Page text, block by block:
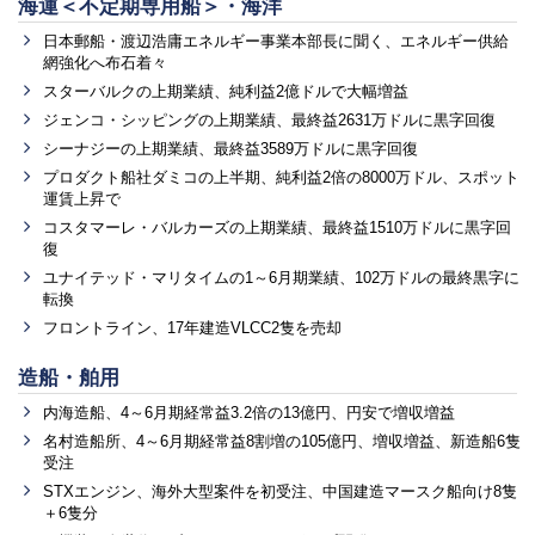
海運＜不定期専用船＞・海洋
日本郵船・渡辺浩庸エネルギー事業本部長に聞く、エネルギー供給
網強化へ布石着々
スターバルクの上期業績、純利益2億ドルで大幅増益
ジェンコ・シッピングの上期業績、最終益2631万ドルに黒字回復
シーナジーの上期業績、最終益3589万ドルに黒字回復
プロダクト船社ダミコの上半期、純利益2倍の8000万ドル、スポット
運賃上昇で
コスタマーレ・バルカーズの上期業績、最終益1510万ドルに黒字回
復
ユナイテッド・マリタイムの1～6月期業績、102万ドルの最終黒字に
転換
フロントライン、17年建造VLCC2隻を売却
造船・舶用
内海造船、4～6月期経常益3.2倍の13億円、円安で増収増益
名村造船所、4～6月期経常益8割増の105億円、増収増益、新造船6隻
受注
STXエンジン、海外大型案件を初受注、中国建造マースク船向け8隻
＋6隻分